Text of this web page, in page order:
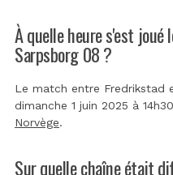
À quelle heure s'est
Sarpsborg 08 ?
Le match entre Fredrikstad
dimanche 1 juin 2025 à
Norvège.
Sur quelle chaîne était